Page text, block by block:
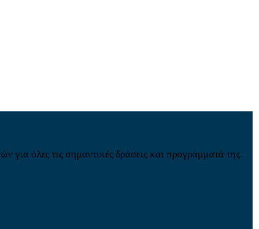
για όλες τις σημαντικές δράσεις και προγράμματά της.